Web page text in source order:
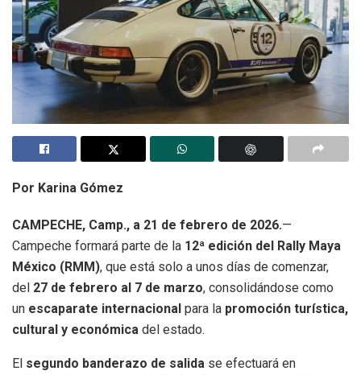
Por Karina Gómez
CAMPECHE, Camp., a 21 de febrero de 2026.—
Campeche formará parte de la 12ª edición del Rally Maya
México (RMM), que está solo a unos días de comenzar,
del 27 de febrero al 7 de marzo, consolidándose como
un escaparate internacional para la promoción turística,
cultural y económica del estado.
El segundo banderazo de salida se efectuará en